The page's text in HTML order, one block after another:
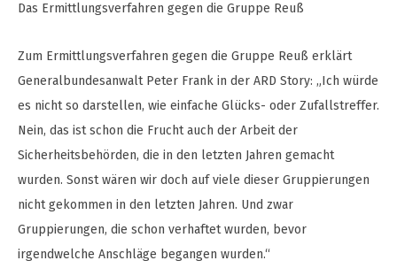
Das Ermittlungsverfahren gegen die Gruppe Reuß
Zum Ermittlungsverfahren gegen die Gruppe Reuß erklärt
Generalbundesanwalt Peter Frank in der ARD Story: „Ich würde
es nicht so darstellen, wie einfache Glücks- oder Zufallstreffer.
Nein, das ist schon die Frucht auch der Arbeit der
Sicherheitsbehörden, die in den letzten Jahren gemacht
wurden. Sonst wären wir doch auf viele dieser Gruppierungen
nicht gekommen in den letzten Jahren. Und zwar
Gruppierungen, die schon verhaftet wurden, bevor
irgendwelche Anschläge begangen wurden.“